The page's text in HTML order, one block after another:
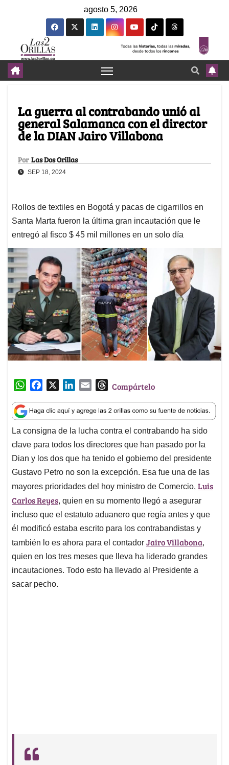
agosto 5, 2026
La guerra al contrabando unió al
general Salamanca con el director
de la DIAN Jairo Villabona
Por Las Dos Orillas
SEP 18, 2024
Rollos de textiles en Bogotá y pacas de cigarrillos en
Santa Marta fueron la última gran incautación que le
entregó al fisco $ 45 mil millones en un solo día
W
a
t
s
A
p
p
c
e
b
o
o
k
n
k
e
d
I
n
a
i
l
T
r
e
a
d
s
Compártelo
La consigna de la lucha contra el contrabando ha sido
clave para todos los directores que han pasado por la
Dian y los dos que ha tenido el gobierno del presidente
Gustavo Petro no son la excepción. Esa fue una de las
mayores prioridades del hoy ministro de Comercio, Luis
Carlos Reyes, quien en su momento llegó a asegurar
incluso que el estatuto aduanero que regía antes y que
él modificó estaba escrito para los contrabandistas y
también lo es ahora para el contador Jairo Villabona,
quien en los tres meses que lleva ha liderado grandes
incautaciones. Todo esto ha llevado al Presidente a
sacar pecho.